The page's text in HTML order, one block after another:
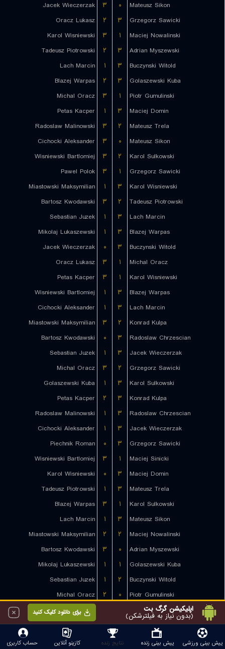
اپلیکیشن گرگ بت
(بدون نیاز به فیلترشکن) برای دانلود کلیک کنید
Jacek Wieczerzak
۳ ۰
Mateusz Sikon
Oracz Lukasz
۲ ۳
Grzegorz Sawicki
Karol Wisniewski
۳ ۱
Maciej Nowalinski
Tadeusz Piotrowski
۲ ۳
Adrian Myszewski
Lach Marcin
۱ ۳
Buczynski Witold
Blazej Warpas
۲ ۳
Golaszewski Kuba
Michal Oracz
۳ ۱
Piotr Gumulinski
Petas Kacper
۱ ۳
Maciej Domin
Radoslaw Malinowski
۳ ۲
Mateusz Trela
Cichocki Aleksander
۳ ۰
Mateusz Sikon
Wisniewski Bartlomiej
۳ ۲
Karol Sulkowski
Pawel Polok
۳ ۱
Grzegorz Sawicki
Miastowski Maksymilian
۱ ۳
Karol Wisniewski
Bartosz Kwodawski
۳ ۲
Tadeusz Piotrowski
Sebastian Juzek
۱ ۳
Lach Marcin
Mikolaj Lukaszewski
۱ ۳
Blazej Warpas
Jacek Wieczerzak
۰ ۳
Buczynski Witold
Oracz Lukasz
۳ ۱
Michal Oracz
Petas Kacper
۳ ۱
Karol Wisniewski
Wisniewski Bartlomiej
۱ ۳
Blazej Warpas
Cichocki Aleksander
۱ ۳
Lach Marcin
Miastowski Maksymilian
۳ ۲
Konrad Kulpa
Bartosz Kwodawski
۰ ۳
Radoslaw Chrzescian
Sebastian Juzek
۱ ۳
Jacek Wieczerzak
Michal Oracz
۳ ۲
Grzegorz Sawicki
Golaszewski Kuba
۱ ۳
Karol Sulkowski
Petas Kacper
۲ ۳
Konrad Kulpa
Radoslaw Malinowski
۱ ۳
Radoslaw Chrzescian
Cichocki Aleksander
۱ ۳
Jacek Wieczerzak
Piechnik Roman
۰ ۳
Grzegorz Sawicki
Wisniewski Bartlomiej
۳ ۱
Maciej Sinicki
Karol Wisniewski
۰ ۳
Maciej Domin
Tadeusz Piotrowski
۱ ۳
Mateusz Trela
Blazej Warpas
۳ ۱
Karol Sulkowski
Lach Marcin
۱ ۳
Mateusz Sikon
Miastowski Maksymilian
۲ ۲
Maciej Nowalinski
Bartosz Kwodawski
۳ ۰
Adrian Myszewski
Mikolaj Lukaszewski
۱ ۱
Golaszewski Kuba
Sebastian Juzek
۱ ۲
Buczynski Witold
Michal Oracz
۲ ۰ Piotr Gumulinski
SwedenWTT Europe Smash
Andrej Gacina
۳
Connor Green
پیش بینی ورزشی پیش بینی زنده نتایج زنده کازینو آنلاین حساب کاربری